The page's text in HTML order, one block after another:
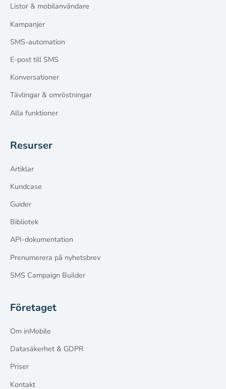
Listor & mobilanvändare
Kampanjer
SMS-automation
E-post till SMS
Konversationer
Tävlingar & omröstningar
Alla funktioner
Resurser
Artiklar
Kundcase
Guider
Bibliotek
API-dokumentation
Prenumerera på nyhetsbrev
SMS Campaign Builder
Företaget
Om inMobile
Datasäkerhet & GDPR
Priser
Kontakt